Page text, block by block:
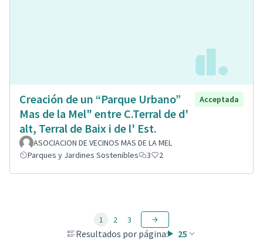
Creación de un “Parque Urbano”
Mas de la Mel" entre C.Terral de d'
alt, Terral de Baix i de l' Est.
Acceptada
ASOCIACION DE VECINOS MAS DE LA MEL
Parques y Jardines Sostenibles
3 2
Resultados por página: 25
1 2 3